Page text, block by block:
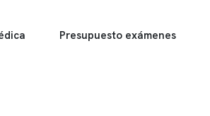
Presupuesto exámenes